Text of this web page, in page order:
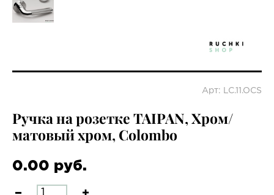
Арт: LC.11.OCS
Ручка на розетке TAIPAN, Хром/
матовый хром, Colombo
0.00 руб.